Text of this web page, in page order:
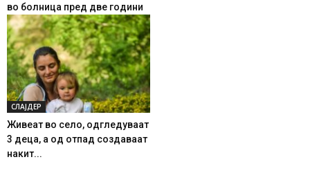
во болница пред две години
СЛАЈДЕР
Живеат во село, одгледуваат
3 деца, а од отпад создаваат
накит...